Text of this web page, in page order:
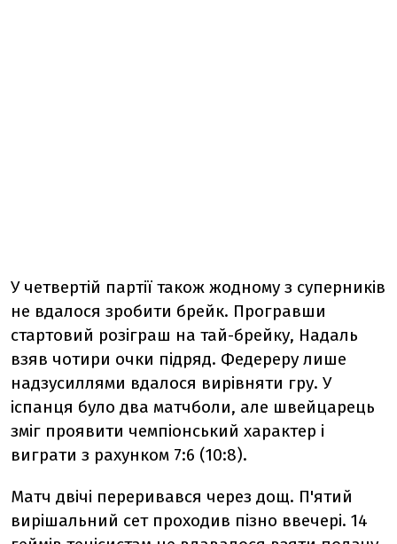
У четвертій партії також жодному з суперників
не вдалося зробити брейк. Програвши
стартовий розіграш на тай-брейку, Надаль
взяв чотири очки підряд. Федереру лише
надзусиллями вдалося вирівняти гру. У
іспанця було два матчболи, але швейцарець
зміг проявити чемпіонський характер і
виграти з рахунком 7:6 (10:8).
Матч двічі переривався через дощ. П'ятий
вирішальний сет проходив пізно ввечері. 14